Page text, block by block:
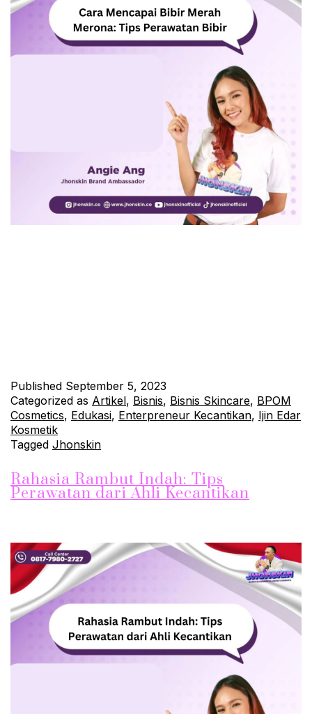
Published September 5, 2023
Categorized as Artikel, Bisnis, Bisnis Skincare, BPOM
Cosmetics, Edukasi, Enterpreneur Kecantikan, Ijin Edar
Kosmetik
Tagged Jhonskin
Rahasia Rambut Indah: Tips
Perawatan dari Ahli Kecantikan